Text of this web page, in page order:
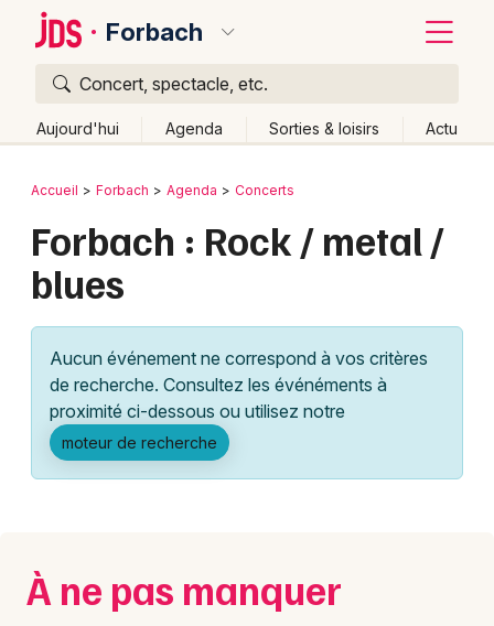
Forbach
Concert, spectacle, etc.
Aujourd'hui Agenda Sorties & loisirs Actu
Publier un événement
Grands événements
Activité & Expérience
Manifestations
Foires & salons
Concerts
Bordeaux
Colmar
Lille
Lyon
Marseille
Mulhouse
Nice
Retour
Accueil Forbach Agenda Concerts
Forbach : Rock / metal /
blues
Aucun événement ne correspond à vos critères
de recherche. Consultez les événéments à
proximité ci-dessous ou utilisez notre
moteur de recherche
À ne pas manquer
Quoi ?
Où ?
Près de moi
Changer de lieu
Quand ?
Aujourd'hui
Demain Ce week-end Autre